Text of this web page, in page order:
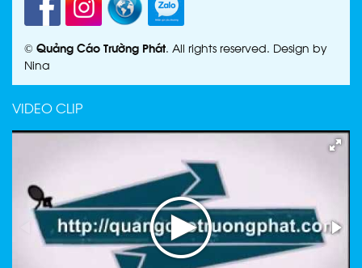
© Quảng Cáo Trường Phát. All rights reserved. Design by
Nina
VIDEO CLIP